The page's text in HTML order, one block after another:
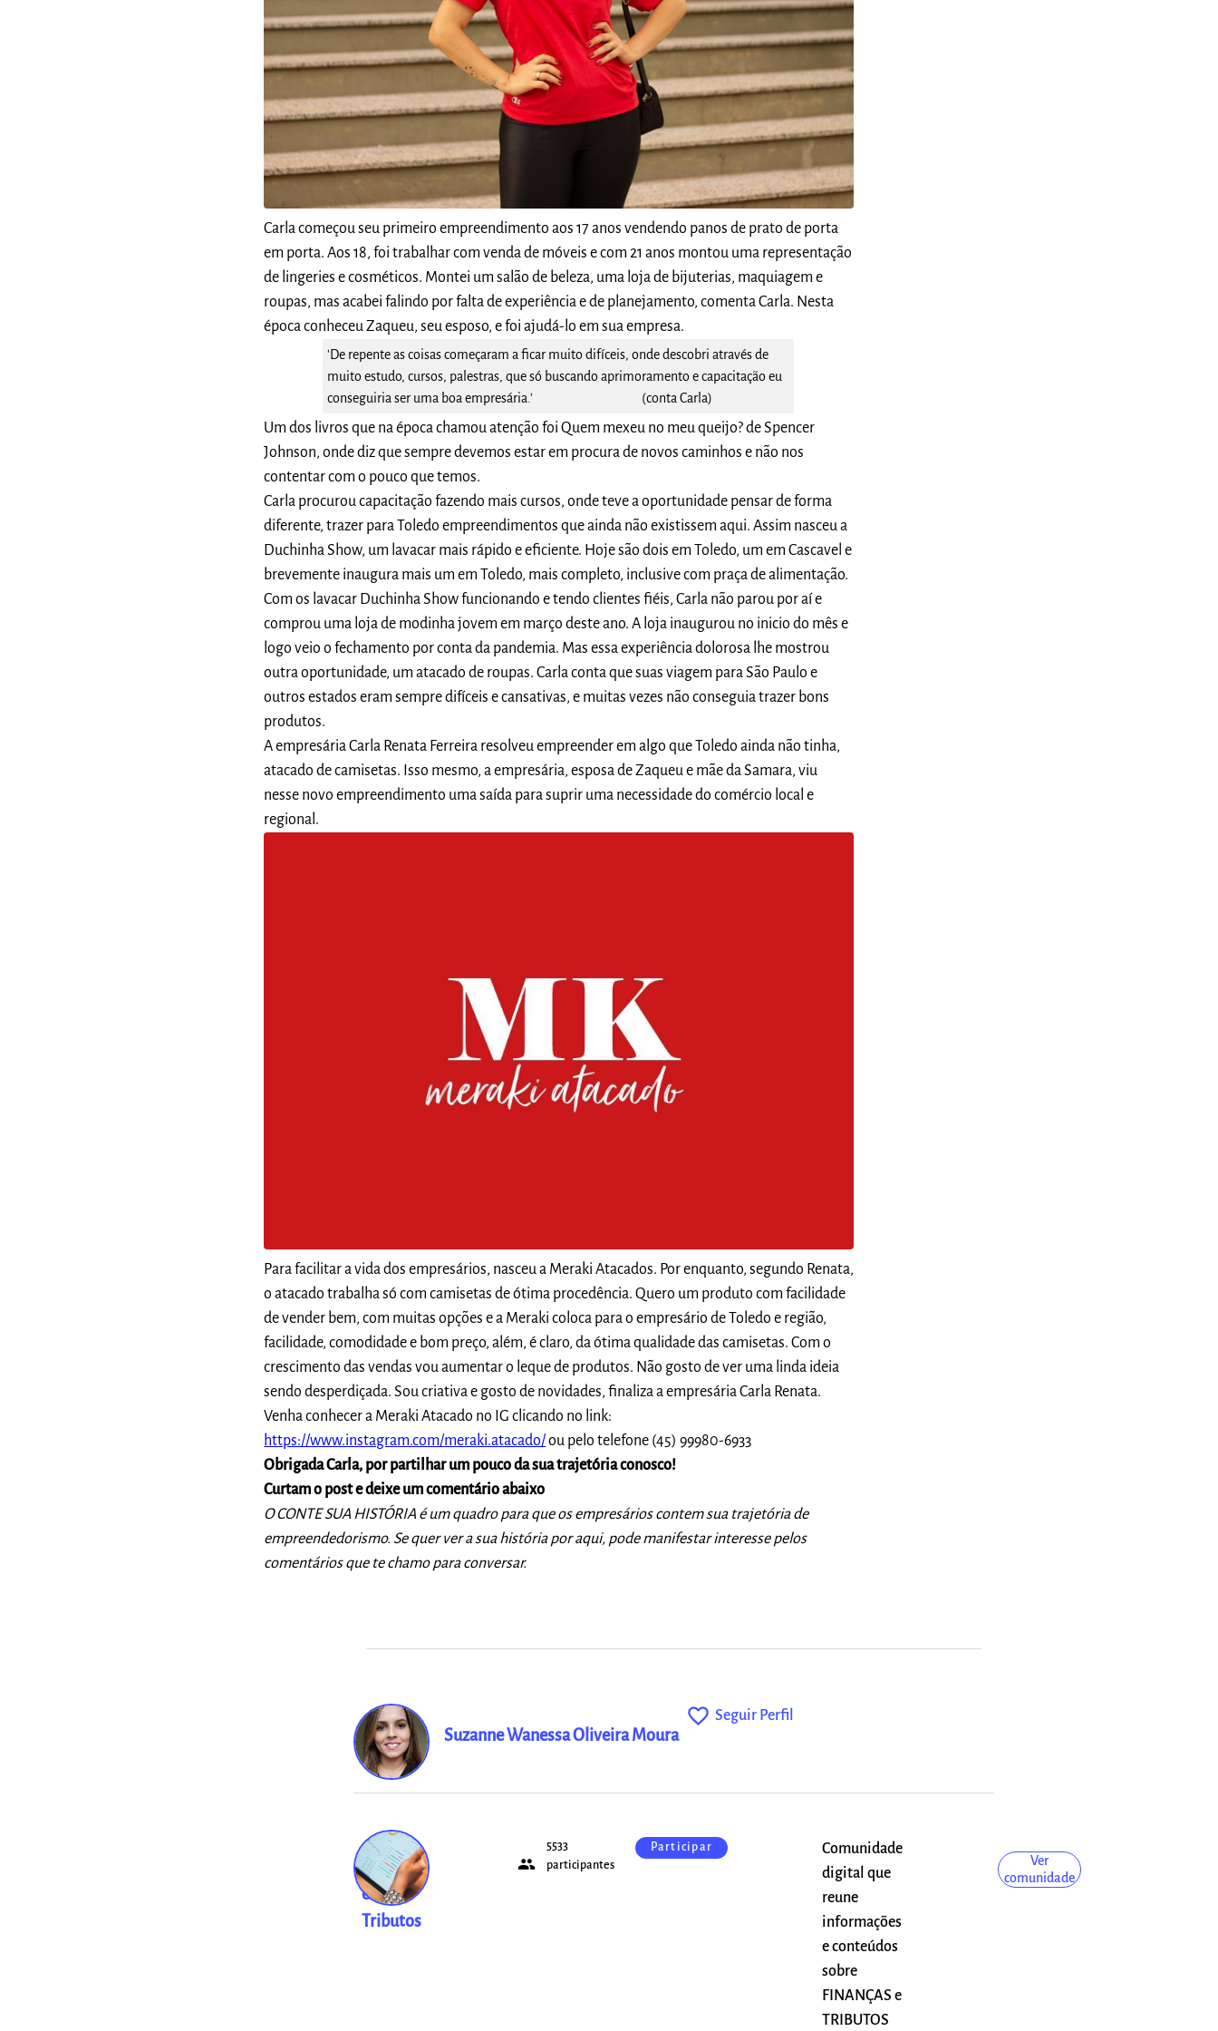
Carla começou seu primeiro empreendimento aos 17 anos vendendo panos de prato de porta
em porta. Aos 18, foi trabalhar com venda de móveis e com 21 anos montou uma representação
de lingeries e cosméticos. Montei um salão de beleza, uma loja de bijuterias, maquiagem e
roupas, mas acabei falindo por falta de experiência e de planejamento, comenta Carla. Nesta
época conheceu Zaqueu, seu esposo, e foi ajudá-lo em sua empresa.
'De repente as coisas começaram a ficar muito difíceis, onde descobri através de
muito estudo, cursos, palestras, que só buscando aprimoramento e capacitação eu
conseguiria ser uma boa empresária.' (conta Carla)
Um dos livros que na época chamou atenção foi Quem mexeu no meu queijo? de Spencer
Johnson, onde diz que sempre devemos estar em procura de novos caminhos e não nos
contentar com o pouco que temos.
Carla procurou capacitação fazendo mais cursos, onde teve a oportunidade pensar de forma
diferente, trazer para Toledo empreendimentos que ainda não existissem aqui. Assim nasceu a
Duchinha Show, um lavacar mais rápido e eficiente. Hoje são dois em Toledo, um em Cascavel e
brevemente inaugura mais um em Toledo, mais completo, inclusive com praça de alimentação.
Com os lavacar Duchinha Show funcionando e tendo clientes fiéis, Carla não parou por aí e
comprou uma loja de modinha jovem em março deste ano. A loja inaugurou no inicio do mês e
logo veio o fechamento por conta da pandemia. Mas essa experiência dolorosa lhe mostrou
outra oportunidade, um atacado de roupas. Carla conta que suas viagem para São Paulo e
outros estados eram sempre difíceis e cansativas, e muitas vezes não conseguia trazer bons
produtos.
A empresária Carla Renata Ferreira resolveu empreender em algo que Toledo ainda não tinha,
atacado de camisetas. Isso mesmo, a empresária, esposa de Zaqueu e mãe da Samara, viu
nesse novo empreendimento uma saída para suprir uma necessidade do comércio local e
regional.
Para facilitar a vida dos empresários, nasceu a Meraki Atacados. Por enquanto, segundo Renata,
o atacado trabalha só com camisetas de ótima procedência. Quero um produto com facilidade
de vender bem, com muitas opções e a Meraki coloca para o empresário de Toledo e região,
facilidade, comodidade e bom preço, além, é claro, da ótima qualidade das camisetas. Com o
crescimento das vendas vou aumentar o leque de produtos. Não gosto de ver uma linda ideia
sendo desperdiçada. Sou criativa e gosto de novidades, finaliza a empresária Carla Renata.
Venha conhecer a Meraki Atacado no IG clicando no link:
https://www.instagram.com/meraki.atacado/ou pelo telefone (45) 99980-6933
Obrigada Carla, por partilhar um pouco da sua trajetória conosco!
Curtam o post e deixe um comentário abaixo
O CONTE SUA HISTÓRIA é um quadro para que os empresários contem sua trajetória de
empreendedorismo. Se quer ver a sua história por aqui, pode manifestar interesse pelos
comentários que te chamo para conversar.
Suzanne Wanessa Oliveira Moura
favorite_outline Seguir Perfil
Finanças
e
Tributos
people
5533
participantes
Participar
Comunidade
digital que
reune
informações
e conteúdos
sobre
FINANÇAS e
TRIBUTOS
Ver
comunidade